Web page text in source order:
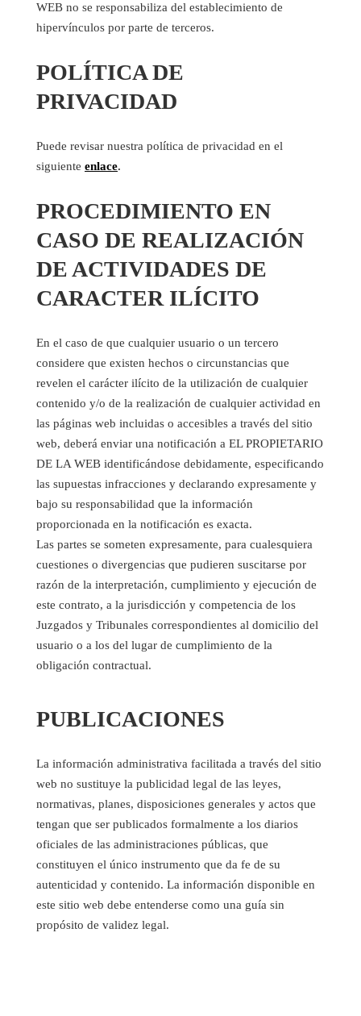
WEB no se responsabiliza del establecimiento de
hipervínculos por parte de terceros.
POLÍTICA DE
PRIVACIDAD
Puede revisar nuestra política de privacidad en el
siguiente enlace.
PROCEDIMIENTO EN
CASO DE REALIZACIÓN
DE ACTIVIDADES DE
CARACTER ILÍCITO
En el caso de que cualquier usuario o un tercero
considere que existen hechos o circunstancias que
revelen el carácter ilícito de la utilización de cualquier
contenido y/o de la realización de cualquier actividad en
las páginas web incluidas o accesibles a través del sitio
web, deberá enviar una notificación a EL PROPIETARIO
DE LA WEB identificándose debidamente, especificando
las supuestas infracciones y declarando expresamente y
bajo su responsabilidad que la información
proporcionada en la notificación es exacta.
Las partes se someten expresamente, para cualesquiera
cuestiones o divergencias que pudieren suscitarse por
razón de la interpretación, cumplimiento y ejecución de
este contrato, a la jurisdicción y competencia de los
Juzgados y Tribunales correspondientes al domicilio del
usuario o a los del lugar de cumplimiento de la
obligación contractual.
PUBLICACIONES
La información administrativa facilitada a través del sitio
web no sustituye la publicidad legal de las leyes,
normativas, planes, disposiciones generales y actos que
tengan que ser publicados formalmente a los diarios
oficiales de las administraciones públicas, que
constituyen el único instrumento que da fe de su
autenticidad y contenido. La información disponible en
este sitio web debe entenderse como una guía sin
propósito de validez legal.